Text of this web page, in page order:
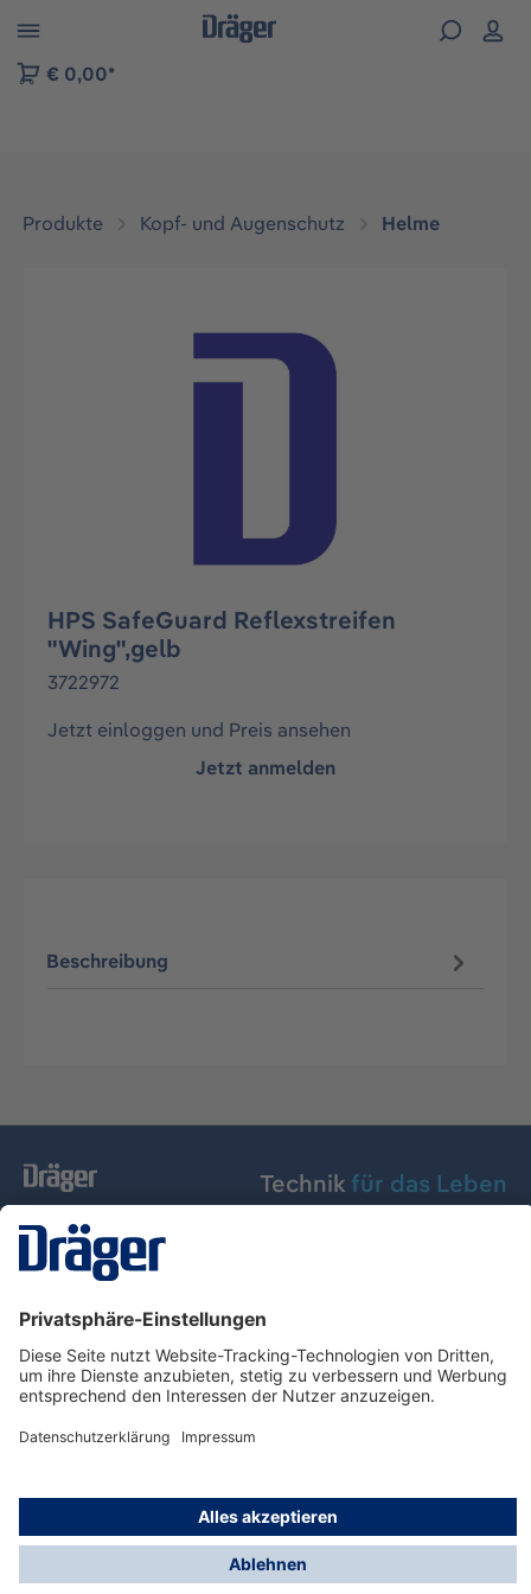
der B2B-Plattform springen
€ 0,00*
Produkte Kopf- und Augenschutz Helme
Bildergalerie überspringen
HPS SafeGuard Reflexstreifen
"Wing",gelb
3722972
Jetzt einloggen und Preis ansehen
Jetzt anmelden
Beschreibung
Technik für das Leben
Dräger Austria GmbH
Über Dräger
Informationen
© Dräger Austria GmbH, 2024
* Alle Preise exkl. gesetzl. Mehrwertsteuer zzgl.
Versandkosten und ggf. Nachnahmegebühren, wenn